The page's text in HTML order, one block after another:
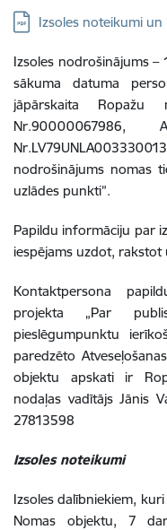
Lejupielādēt:
Izsoles noteikumi
Izsoles nodrošinājums –
sākuma datuma
jāpārskaita Ropažu
nodrošinājums nomas
uzlādes punkti”.
Papildu informāciju par
iespējams uzdot, rakstot
Kontaktpersona
projekta „Par
pieslēgumpunktu
paredzēto
objektu apskati ir
nodaļas vadītājs Jānis
27813598
Izsoles noteikumi
Izsoles dalībniekiem,
Nomas objektu, 7